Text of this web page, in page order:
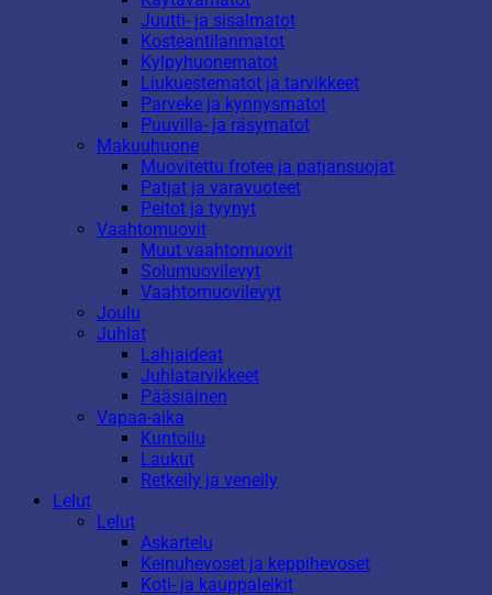
Juutti- ja sisalmatot
Kosteantilanmatot
Kylpyhuonematot
Liukuestematot ja tarvikkeet
Parveke ja kynnysmatot
Puuvilla- ja räsymatot
Makuuhuone
Muovitettu frotee ja patjansuojat
Patjat ja varavuoteet
Peitot ja tyynyt
Vaahtomuovit
Muut vaahtomuovit
Solumuovilevyt
Vaahtomuovilevyt
Joulu
Juhlat
Lahjaideat
Juhlatarvikkeet
Pääsiäinen
Vapaa-aika
Kuntoilu
Laukut
Retkeily ja veneily
Lelut
Lelut
Askartelu
Keinuhevoset ja keppihevoset
Koti- ja kauppaleikit